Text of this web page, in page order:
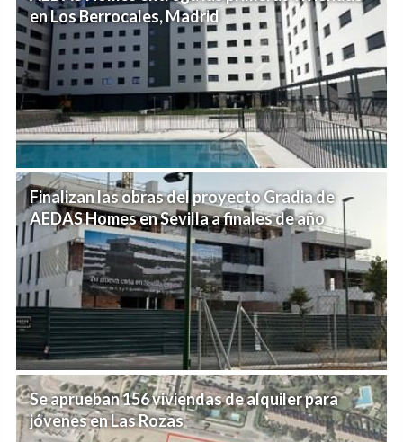
en Los Berrocales, Madrid
Finalizan las obras del proyecto Gradia de
AEDAS Homes en Sevilla a finales de año
Se aprueban 156 viviendas de alquiler para
jóvenes en Las Rozas